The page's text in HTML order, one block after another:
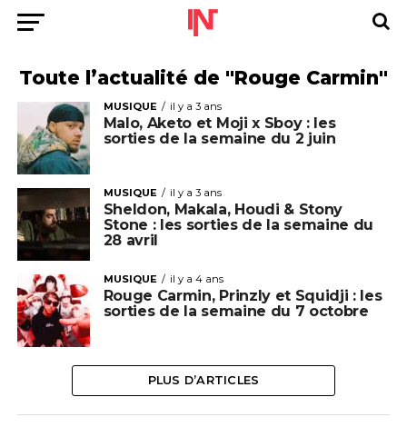
Toute l’actualité de "Rouge Carmin"
MUSIQUE il y a 3 ans
Malo, Aketo et Moji x Sboy : les
sorties de la semaine du 2 juin
MUSIQUE il y a 3 ans
Sheldon, Makala, Houdi & Stony
Stone : les sorties de la semaine du
28 avril
MUSIQUE il y a 4 ans
Rouge Carmin, Prinzly et Squidji : les
sorties de la semaine du 7 octobre
PLUS D’ARTICLES